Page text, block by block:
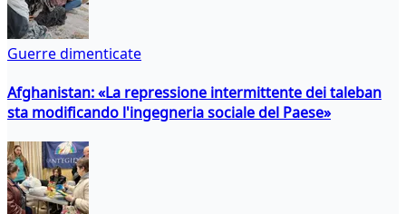
Guerre dimenticate
Afghanistan: «La repressione intermittente dei taleban
sta modificando l'ingegneria sociale del Paese»